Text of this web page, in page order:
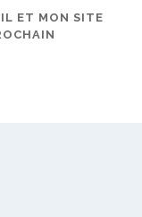
ET MON SITE